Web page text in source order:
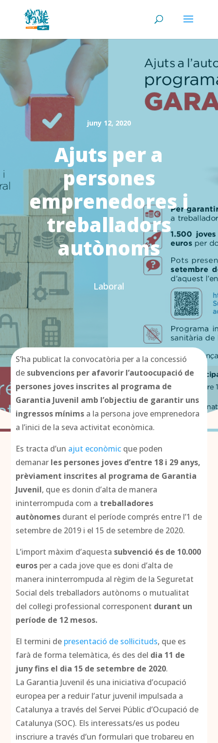
juny 12, 2020
Ajuts per a
persones
emprenedores i
treballadors
autònoms
Laboral
S’ha publicat la convocatòria per a la concessió
de subvencions per afavorir l’autoocupació de
persones joves inscrites al programa de
Garantia Juvenil amb l’objectiu de garantir uns
ingressos mínims a la persona jove emprenedora
a l’inici de la seva activitat econòmica.
Es tracta d’un ajut econòmic que poden
demanar les persones joves d’entre 18 i 29 anys,
prèviament inscrites al programa de Garantia
Juvenil, que es donin d’alta de manera
ininterrompuda com a treballadores
autònomes durant el període comprés entre l’1 de
setembre de 2019 i el 15 de setembre de 2020.
L’import màxim d’aquesta subvenció és de 10.000
euros per a cada jove que es doni d’alta de
manera ininterrompuda al règim de la Seguretat
Social dels treballadors autònoms o mutualitat
del col·legi professional corresponent durant un
període de 12 mesos.
El termini de presentació de sol·licituds, que es
farà de forma telemàtica, és des del dia 11 de
juny fins el dia 15 de setembre de 2020.
La Garantia Juvenil és una iniciativa d’ocupació
europea per a reduir l’atur juvenil impulsada a
Catalunya a través del Servei Públic d’Ocupació de
Catalunya (SOC). Els interessats/es us podeu
inscriure a través d’un formulari que trobareu en